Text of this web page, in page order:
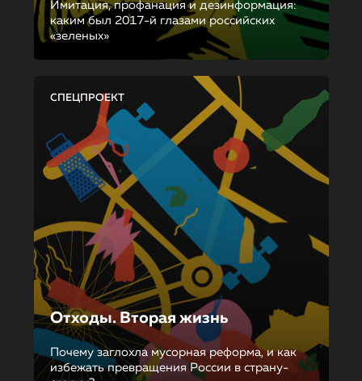
Имитация, профанация и дезинформация:
каким был 2017-й глазами российских
«зеленых»
СПЕЦПРОЕКТ
Отходы. Вторая жизнь
Почему заглохла мусорная реформа, и как
избежать превращения России в страну-